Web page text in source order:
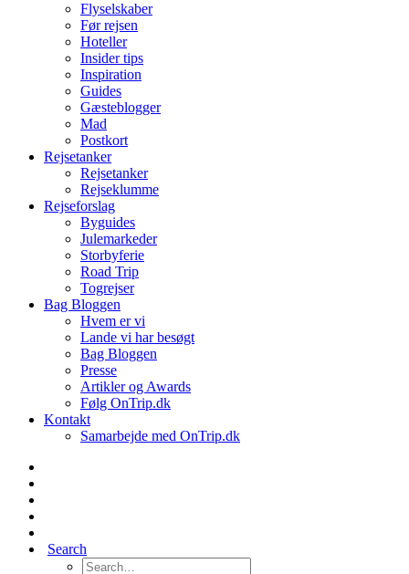
Flyselskaber
Før rejsen
Hoteller
Insider tips
Inspiration
Guides
Gæsteblogger
Mad
Postkort
Rejsetanker
Rejsetanker
Rejseklumme
Rejseforslag
Byguides
Julemarkeder
Storbyferie
Road Trip
Togrejser
Bag Bloggen
Hvem er vi
Lande vi har besøgt
Bag Bloggen
Presse
Artikler og Awards
Følg OnTrip.dk
Kontakt
Samarbejde med OnTrip.dk
Search